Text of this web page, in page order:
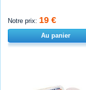
Notre prix: 19 €
Au panier